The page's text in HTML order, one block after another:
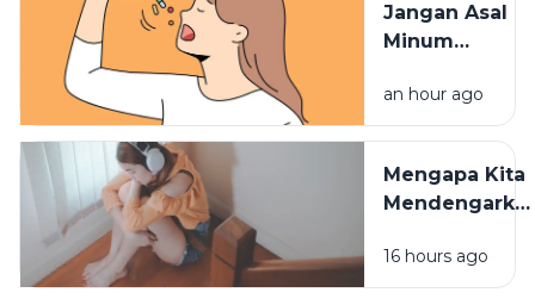
Maksimal
Jangan Asal
Minum
Waktu
Konsumsinya
Berpengaruh
an hour ago
Mengapa Kita
Saat Hati
Sedang
16 hours ago